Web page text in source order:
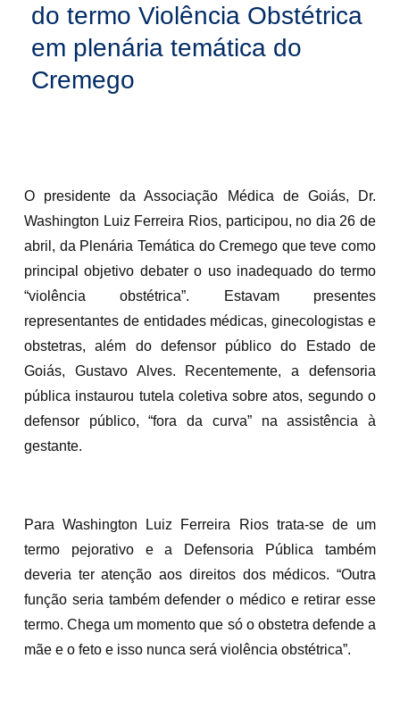
do termo Violência Obstétrica
em plenária temática do
Cremego
O presidente da Associação Médica de Goiás, Dr.
Washington Luiz Ferreira Rios, participou, no dia 26 de
abril, da Plenária Temática do Cremego que teve como
principal objetivo debater o uso inadequado do termo
“violência obstétrica”. Estavam presentes
representantes de entidades médicas, ginecologistas e
obstetras, além do defensor público do Estado de
Goiás, Gustavo Alves. Recentemente, a defensoria
pública instaurou tutela coletiva sobre atos, segundo o
defensor público, “fora da curva” na assistência à
gestante.
Para Washington Luiz Ferreira Rios trata-se de um
termo pejorativo e a Defensoria Pública também
deveria ter atenção aos direitos dos médicos. “Outra
função seria também defender o médico e retirar esse
termo. Chega um momento que só o obstetra defende a
mãe e o feto e isso nunca será violência obstétrica”.